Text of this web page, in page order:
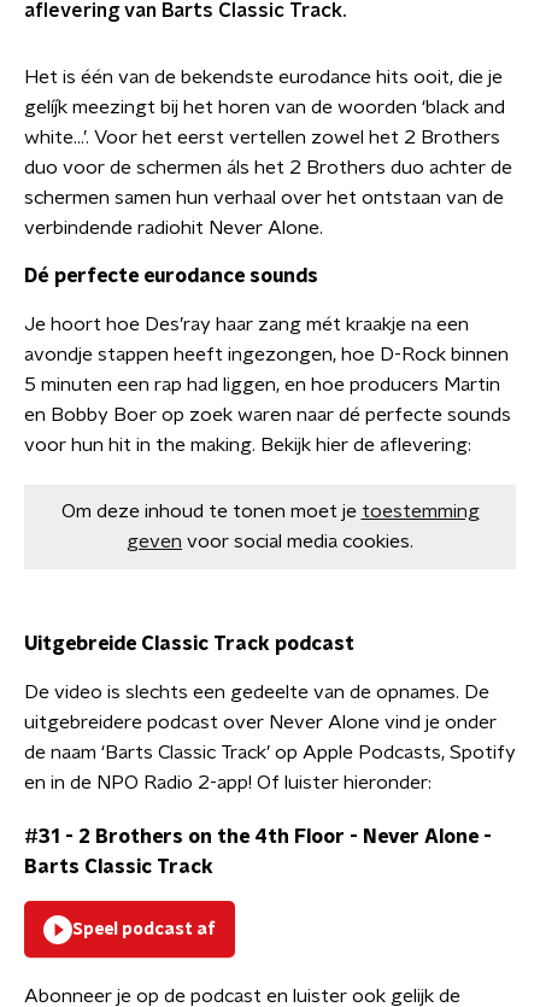
aflevering van Barts Classic Track.
Het is één van de bekendste eurodance hits ooit, die je
gelíjk meezingt bij het horen van de woorden ‘black and
white…’. Voor het eerst vertellen zowel het 2 Brothers
duo voor de schermen áls het 2 Brothers duo achter de
schermen samen hun verhaal over het ontstaan van de
verbindende radiohit Never Alone.
Dé perfecte eurodance sounds
Je hoort hoe Des’ray haar zang mét kraakje na een
avondje stappen heeft ingezongen, hoe D-Rock binnen
5 minuten een rap had liggen, en hoe producers Martin
en Bobby Boer op zoek waren naar dé perfecte sounds
voor hun hit in the making. Bekijk hier de aflevering:
Om deze inhoud te tonen moet je toestemming
geven voor social media cookies.
Uitgebreide Classic Track podcast
De video is slechts een gedeelte van de opnames. De
uitgebreidere podcast over Never Alone vind je onder
de naam ‘Barts Classic Track’ op Apple Podcasts, Spotify
en in de NPO Radio 2-app! Of luister hieronder:
#31 - 2 Brothers on the 4th Floor - Never Alone -
Barts Classic Track
Speel podcast af
Abonneer je op de podcast en luister ook gelijk de